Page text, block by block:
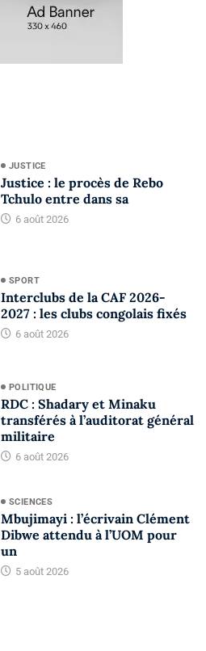
JUSTICE
Justice : le procès de Rebo
Tchulo entre dans sa
6 août 2026
SPORT
Interclubs de la CAF 2026-
2027 : les clubs congolais fixés
6 août 2026
POLITIQUE
RDC : Shadary et Minaku
transférés à l’auditorat général
militaire
6 août 2026
SCIENCES
Mbujimayi : l’écrivain Clément
Dibwe attendu à l’UOM pour
un
5 août 2026